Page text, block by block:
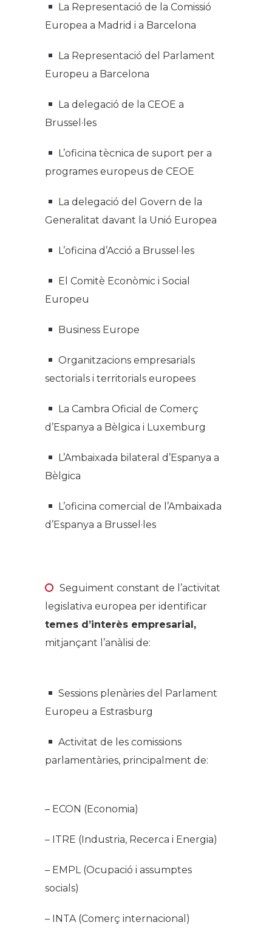
La Representació de la Comissió
Europea a Madrid i a Barcelona
La Representació del Parlament
Europeu a Barcelona
La delegació de la CEOE a
Brussel·les
L’oficina tècnica de suport per a
programes europeus de CEOE
La delegació del Govern de la
Generalitat davant la Unió Europea
L’oficina d’Acció a Brussel·les
El Comitè Econòmic i Social
Europeu
Business Europe
Organitzacions empresarials
sectorials i territorials europees
La Cambra Oficial de Comerç
d’Espanya a Bèlgica i Luxemburg
L’Ambaixada bilateral d’Espanya a
Bèlgica
L’oficina comercial de l’Ambaixada
d’Espanya a Brussel·les
Seguiment constant de l’activitat
legislativa europea per identificar
temes d’interès empresarial,
mitjançant l’anàlisi de:
Sessions plenàries del Parlament
Europeu a Estrasburg
Activitat de les comissions
parlamentàries, principalment de:
– ECON (Economia)
– ITRE (Industria, Recerca i Energia)
– EMPL (Ocupació i assumptes
socials)
– INTA (Comerç internacional)